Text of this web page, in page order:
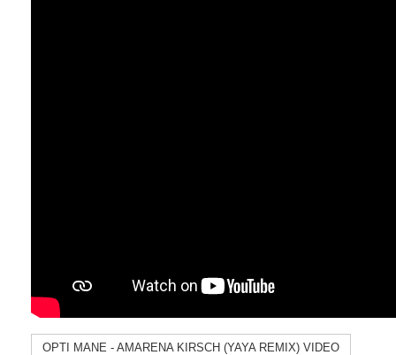
OPTI MANE - AMARENA KIRSCH (YAYA REMIX) VIDEO